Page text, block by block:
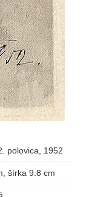
polovica, 1952
šírka 9.8 cm